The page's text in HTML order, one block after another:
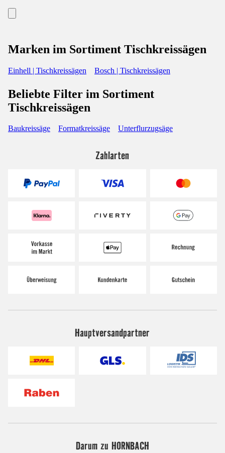
Marken im Sortiment Tischkreissägen
Einhell | Tischkreissägen Bosch | Tischkreissägen
Beliebte Filter im Sortiment
Tischkreissägen
Baukreissäge Formatkreissäge Unterflurzugsäge
Zahlarten
Hauptversandpartner
Darum zu HORNBACH